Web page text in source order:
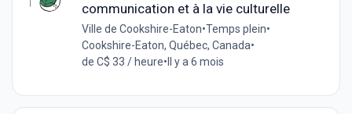
communication et à la vie culturelle
Ville de Cookshire-Eaton•Temps plein•
Cookshire-Eaton, Québec, Canada•
de C$ 33 / heure• Il y a 6 mois